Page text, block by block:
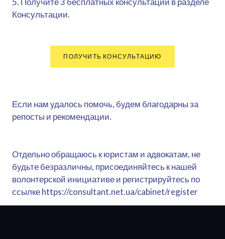
Консультации.
ПОЛУЧИТЬ КОНСУЛЬТАЦИЮ
Если нам удалось помочь, будем благодарны за
репосты и рекомендации.
Отдельно обращаюсь к юристам и адвокатам, не
будьте безразличны, присоединяйтесь к нашей
волонтерской инициативе и регистрируйтесь по
ссылке https://consultant.net.ua/cabinet/register